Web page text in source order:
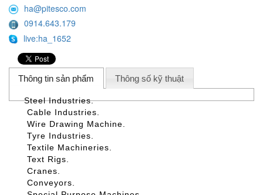
ha@pitesco.com
0914.643.179
live:ha_1652
Thông tin sản phẩm Thông số kỹ thuật
Steel Industries.
Cable Industries.
Wire Drawing Machine.
Tyre Industries.
Textile Machineries.
Text Rigs.
Cranes.
Conveyors.